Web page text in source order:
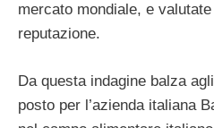
mercato mondiale, e
reputazione.
Da questa indagine balza
posto per l’azienda italiana